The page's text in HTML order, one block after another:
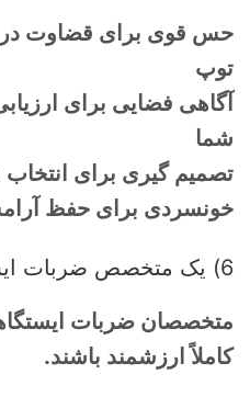
حس قوی برای قضاوت در
توپ
آگاهی فضایی برای
شما
تصمیم گیری برای
خونسردی برای حفظ
6) یک متخصص ضربات ایستگاهی شوید
متخصصان ضربات
کاملاً ارزشمند باشند.